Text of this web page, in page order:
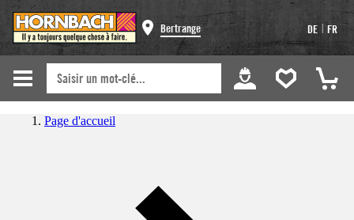
Bertrange DE | FR
Page d'accueil